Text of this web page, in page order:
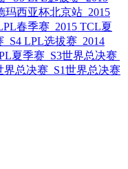
玛西亚杯北京站 2015
春季赛 2015 TCL夏
S4 LPL选拔赛 2014
夏季赛 S3世界总决赛
界总决赛 S1世界总决赛